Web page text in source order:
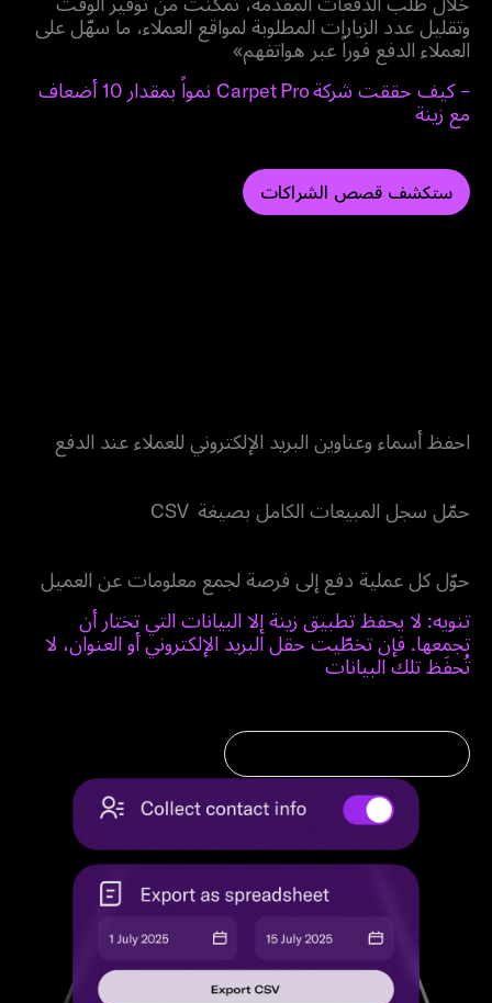
وتقليل عدد الزيارات المطلوبة لمواقع العملاء، ما سهّل على
العملاء الدفع فوراً عبر هواتفهم»
– كيف حققت شركة Carpet Pro نمواً بمقدار 10 أضعاف
مع زينة
ستكشف قصص الشراكات
احفظ أسماء وعناوين البريد الإلكتروني للعملاء عند الدفع
حمّل سجل المبيعات الكامل بصيغة CSV
حوّل كل عملية دفع إلى فرصة لجمع معلومات عن العميل
تنويه: لا يحفظ تطبيق زينة إلا البيانات التي تختار أن
تجمعها. فإن تخطّيت حقل البريد الإلكتروني أو العنوان، لا
تُحفَظ تلك البيانات